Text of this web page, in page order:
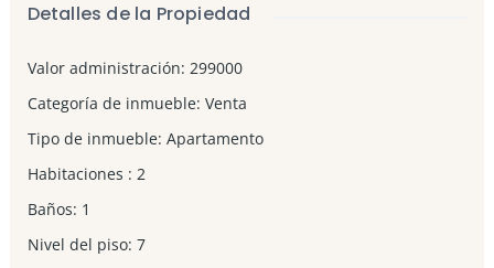
Detalles de la Propiedad
Valor administración: 299000
Categoría de inmueble: Venta
Tipo de inmueble: Apartamento
Habitaciones : 2
Baños: 1
Nivel del piso: 7